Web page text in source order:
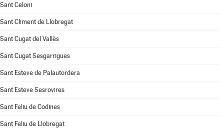
Sant Celoni
Sant Climent de Llobregat
Sant Cugat del Vallès
Sant Cugat Sesgarrigues
Sant Esteve de Palautordera
Sant Esteve Sesrovires
Sant Feliu de Codines
Sant Feliu de Llobregat